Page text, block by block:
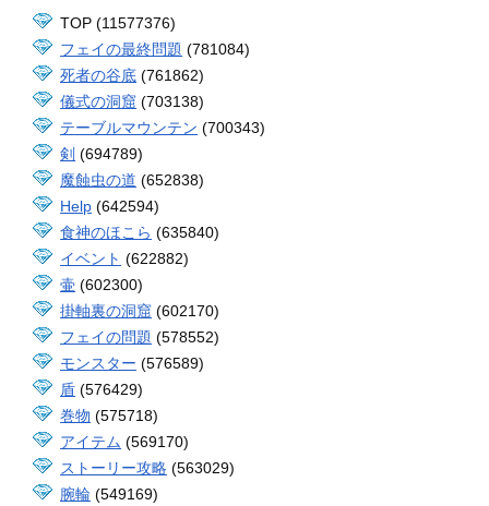
TOP (11577376)
フェイの最終問題 (781084)
死者の谷底 (761862)
儀式の洞窟 (703138)
テーブルマウンテン (700343)
剣 (694789)
魔蝕虫の道 (652838)
Help (642594)
食神のほこら (635840)
イベント (622882)
壷 (602300)
掛軸裏の洞窟 (602170)
フェイの問題 (578552)
モンスター (576589)
盾 (576429)
巻物 (575718)
アイテム (569170)
ストーリー攻略 (563029)
腕輪 (549169)